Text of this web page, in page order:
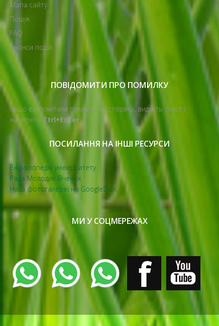
Мапа сайту
Пошук
FAQ
Анонси подій
ПОВІДОМИТИ ПРО ПОМИЛКУ
Якщо ви помітили помилку на сторінці, виділіть текст і
натиснітьCtrl+Enter
ПОСИЛАННЯ НА ІНШІ РЕСУРСИ
Енциклопедія університету
Рада Молодих Вчених
Наші фотогалереї на GoogleDisk
МИ У СОЦМЕРЕЖАХ